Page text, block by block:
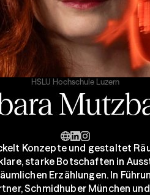
HSLU Hochschule Luzern
Konzepte und gestaltet
starke Botschaften in
Erzählungen. In
Schmidhuber München